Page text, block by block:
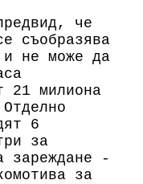
че
съобразява
и не може да
21 милиона
6
за
зареждане -
за